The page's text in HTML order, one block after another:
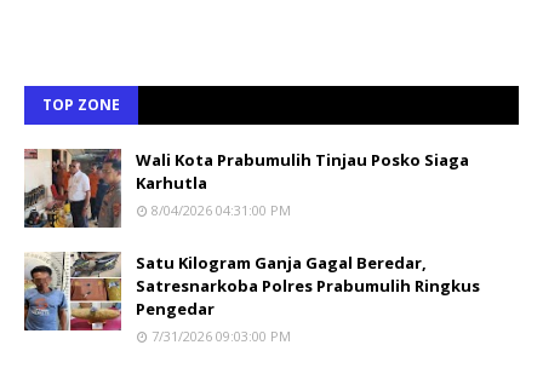
TOP ZONE
Wali Kota Prabumulih Tinjau Posko Siaga
Karhutla
8/04/2026 04:31:00 PM
Satu Kilogram Ganja Gagal Beredar,
Satresnarkoba Polres Prabumulih Ringkus
Pengedar
7/31/2026 09:03:00 PM